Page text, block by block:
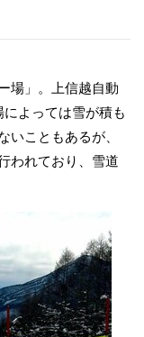
場」。上信越自動
よっては雪が積も
いこともあるが、
われており、雪道